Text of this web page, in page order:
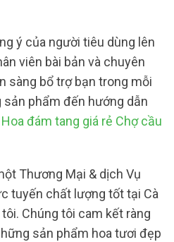
ý của người tiêu dùng lên
viên bài bản và chuyên
sàng bổ trợ bạn trong mỗi
sản phẩm đến hướng dẫn
Hoa đám tang giá rẻ Chợ cầu
Thương Mại & dịch Vụ
tuyến chất lượng tốt tại Cà
Chúng tôi cam kết ràng
sản phẩm hoa tươi đẹp